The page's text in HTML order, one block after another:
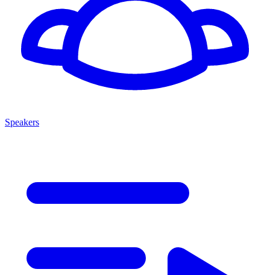
Speakers